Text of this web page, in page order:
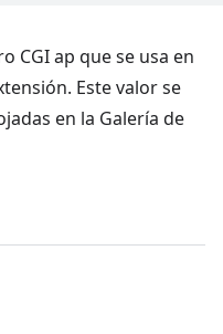
CGI ap que se usa en
Este valor se
en la Galería de